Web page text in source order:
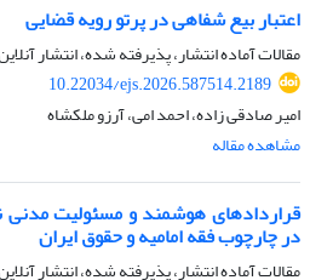
اعتبار بیع شفاهی در پرتو رویه قضایی
مقالات آماده انتشار، پذیرفته شده، انتشار
10.22034/ejs.2026.587514.2189
امیر صادقی زاده، احمد امی، آرزو ملکشاه
مشاهده مقاله
قراردادهای هوشمند و مسئولیت مدنی
در چارچوب فقه امامیه و حقوق ایران
مقالات آماده انتشار، پذیرفته شده، انتشار